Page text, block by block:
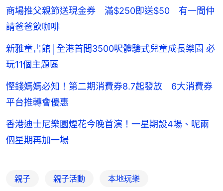
商場推父親節送現金券 滿$250即送$50 有一間仲
請爸爸飲咖啡
新雅童書館│全港首間3500呎體驗式兒童成長樂園 必
玩11個主題區
慳錢媽媽必知！第二期消費券8.7起發放 6大消費券
平台推轉會優惠
香港迪士尼樂園煙花今晚首演！一星期設4場、呢兩
個星期再加一場
親子 親子活動 本地玩樂